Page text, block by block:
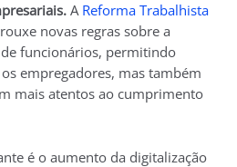
A Reforma Trabalhista
novas regras sobre a
funcionários, permitindo
empregadores, mas também
mais atentos ao cumprimento
é o aumento da digitalização